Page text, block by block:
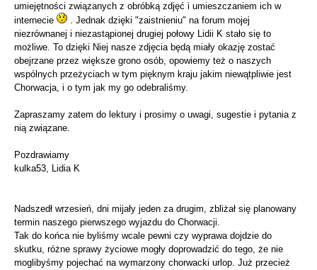
umiejętności związanych z obróbką zdjęć i umieszczaniem ich w
internecie
. Jednak dzięki "zaistnieniu" na forum mojej
niezrównanej i niezastąpionej drugiej połowy Lidii K stało się to
możliwe. To dzięki Niej nasze zdjęcia będą miały okazję zostać
obejrzane przez większe grono osób, opowiemy też o naszych
wspólnych przeżyciach w tym pięknym kraju jakim niewątpliwie jest
Chorwacja, i o tym jak my go odebraliśmy.
Zapraszamy zatem do lektury i prosimy o uwagi, sugestie i pytania z
nią związane.
Pozdrawiamy
kulka53, Lidia K
Nadszedł wrzesień, dni mijały jeden za drugim, zbliżał się planowany
termin naszego pierwszego wyjazdu do Chorwacji.
Tak do końca nie byliśmy wcale pewni czy wyprawa dojdzie do
skutku, różne sprawy życiowe mogły doprowadzić do tego, że nie
moglibyśmy pojechać na wymarzony chorwacki urlop. Już przecież